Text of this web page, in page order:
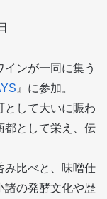
ンが一同に集う
』に参加。
として大いに賑わ
都として栄え、伝
み比べと、味噌仕
諸の発酵文化や歴